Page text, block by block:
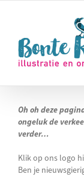
Oh oh deze
ongeluk de
verder…
Klik op ons logo
Ben je